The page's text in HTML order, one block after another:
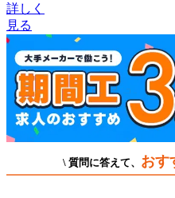
詳しく
見る
\ 質問に答えて、 おす